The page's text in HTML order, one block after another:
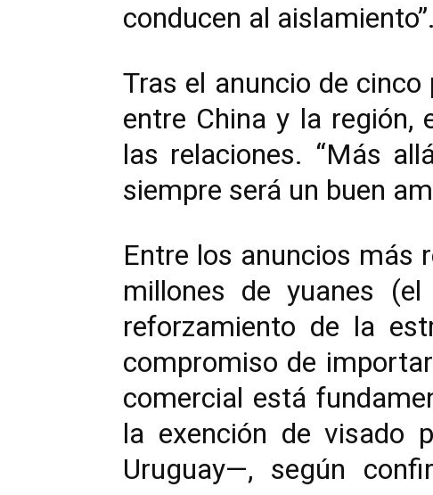
conducen al aislamiento”.
Tras el anuncio de
entre China y la región,
las relaciones. “Más
siempre será un buen
Entre los anuncios más
millones de yuanes
reforzamiento de la
compromiso de
comercial está
la exención de visado
Uruguay—, según